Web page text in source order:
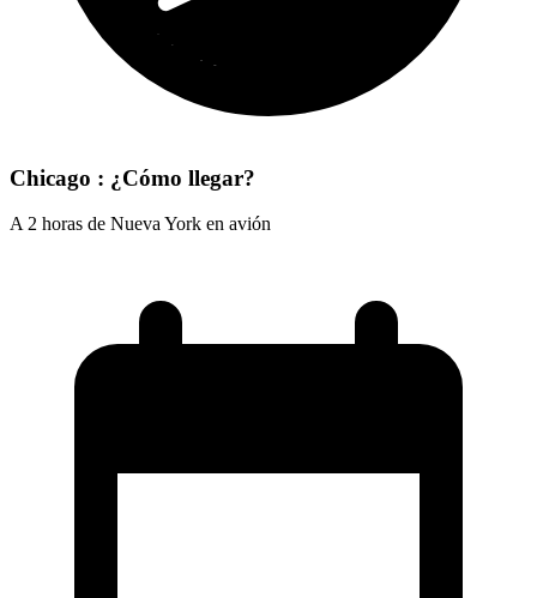
Chicago : ¿Cómo llegar?
A 2 horas de Nueva York en avión